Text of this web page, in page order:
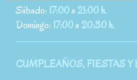
Sábado: 17:00a21:00 h.
Domingo: 17:00a20:30 h.
CUMPLEAÑOS, FIESTAS Y